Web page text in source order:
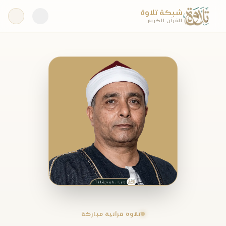
شبكة تلاوة
للقرآن الكريم
تلاوة قرآنية مباركة